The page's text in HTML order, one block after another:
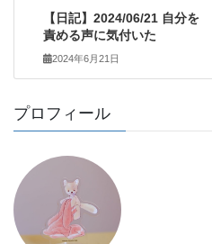
【日記】2024/06/21 自分を
責める声に気付いた
2024年6月21日
プロフィール